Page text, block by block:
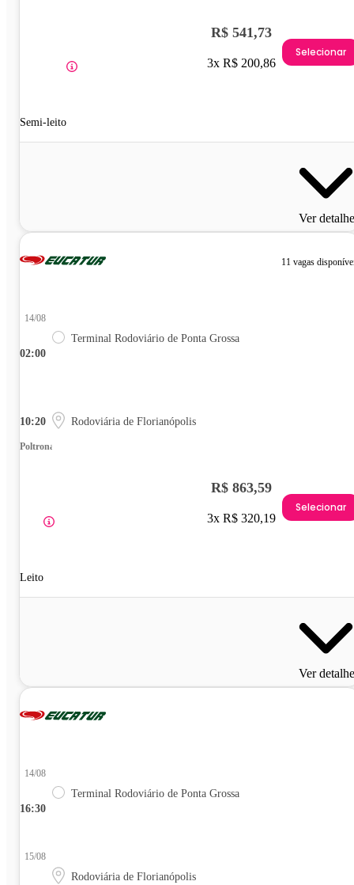
Semi-leito
R$ 541,73
3x R$ 200,86
Selecionar
Ver
11 vagas
02:00
14/08
Terminal Rodoviário de Ponta Grossa
10:20 Rodoviária de Florianópolis
Poltrona
Leito
R$ 863,59
3x R$ 320,19
Selecionar
Ver
16:30
14/08
Terminal Rodoviário de Ponta Grossa
15/08
Rodoviária de Florianópolis